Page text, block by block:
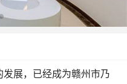
展，已经成为赣州市乃